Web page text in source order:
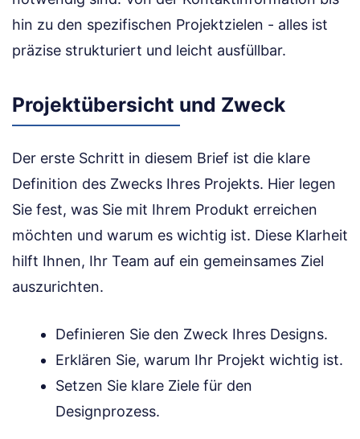
hin zu den spezifischen Projektzielen - alles ist
präzise strukturiert und leicht ausfüllbar.
Projektübersicht und Zweck
Der erste Schritt in diesem Brief ist die klare
Definition des Zwecks Ihres Projekts. Hier legen
Sie fest, was Sie mit Ihrem Produkt erreichen
möchten und warum es wichtig ist. Diese Klarheit
hilft Ihnen, Ihr Team auf ein gemeinsames Ziel
auszurichten.
Definieren Sie den Zweck Ihres Designs.
Erklären Sie, warum Ihr Projekt wichtig ist.
Setzen Sie klare Ziele für den
Designprozess.